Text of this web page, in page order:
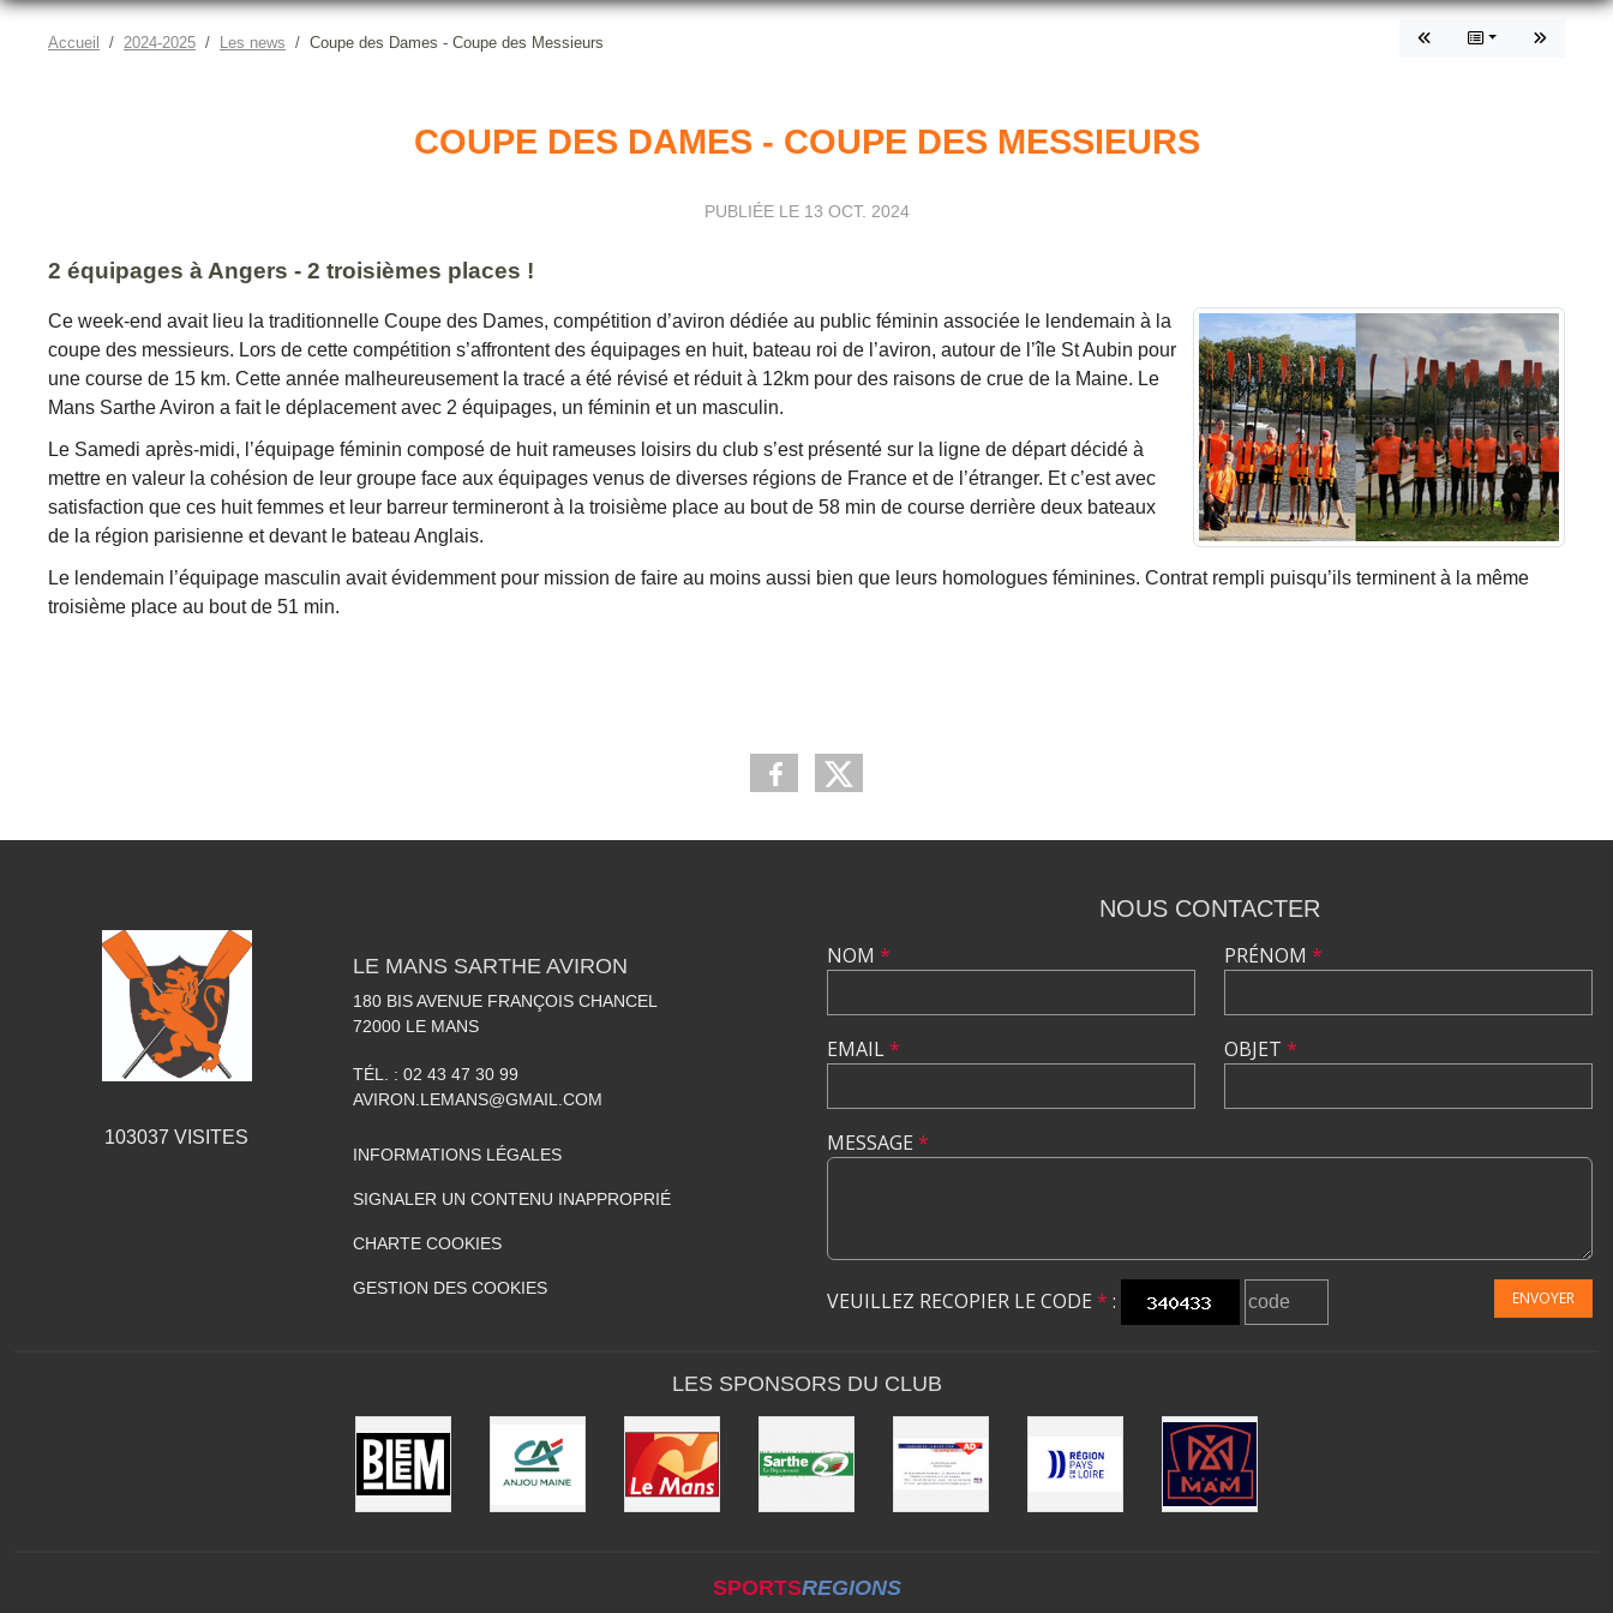
Accueil 2024-2025 Les news Coupe des Dames - Coupe des Messieurs
COUPE DES DAMES - COUPE DES MESSIEURS
PUBLIÉE LE 13 OCT. 2024
2 équipages à Angers - 2 troisièmes places !
Ce week-end avait lieu la traditionnelle Coupe des Dames, compétition d’aviron dédiée au public féminin associée le lendemain à la
coupe des messieurs. Lors de cette compétition s’affrontent des équipages en huit, bateau roi de l’aviron, autour de l’île St Aubin pour
une course de 15 km. Cette année malheureusement la tracé a été révisé et réduit à 12km pour des raisons de crue de la Maine. Le
Mans Sarthe Aviron a fait le déplacement avec 2 équipages, un féminin et un masculin.
Le Samedi après-midi, l’équipage féminin composé de huit rameuses loisirs du club s’est présenté sur la ligne de départ décidé à
mettre en valeur la cohésion de leur groupe face aux équipages venus de diverses régions de France et de l’étranger. Et c’est avec
satisfaction que ces huit femmes et leur barreur termineront à la troisième place au bout de 58 min de course derrière deux bateaux
de la région parisienne et devant le bateau Anglais.
Le lendemain l’équipage masculin avait évidemment pour mission de faire au moins aussi bien que leurs homologues féminines. Contrat rempli puisqu’ils terminent à la même
troisième place au bout de 51 min.
103037 VISITES
LE MANS SARTHE AVIRON
180 BIS AVENUE FRANÇOIS CHANCEL
72000 LE MANS
TÉL. : 02 43 47 30 99
AVIRON.LEMANS@GMAIL.COM
INFORMATIONS LÉGALES
SIGNALER UN CONTENU INAPPROPRIÉ
CHARTE COOKIES
GESTION DES COOKIES
NOUS CONTACTER
NOM *
EMAIL*
PRÉNOM *
OBJET *
MESSAGE *
VEUILLEZ RECOPIER LE CODE * : ENVOYER
LES SPONSORS DU CLUB
SPORTSREGIONS